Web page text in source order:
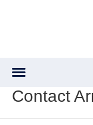
Contact